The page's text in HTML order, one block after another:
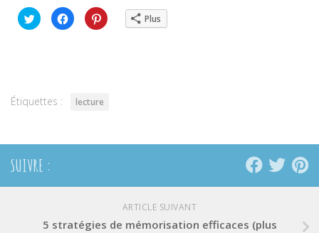
Cliquez
pour
partager
Cliquez
pour
partager
Cliquez
pour Plus
Étiquettes : lecture
SUIVRE :
ARTICLE SUIVANT
5 stratégies de mémorisation efficaces (plus